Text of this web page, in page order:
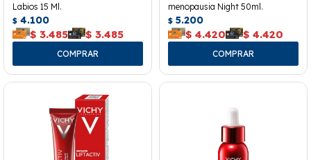
Labios 15 Ml.
$ 4.100
$ 3.485 $ 3.485
menopausia Night 50ml.
$ 5.200
$ 4.420 $ 4.420